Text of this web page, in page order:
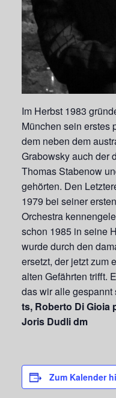
Im Herbst 1983
München sein erstes
dem neben dem
Grabowsky auch der
Thomas Stabenow
gehörten. Den
1979 bei seiner
Orchestra
schon 1985 in seine
wurde durch den
ersetzt, der jetzt zum
alten Gefährten trifft.
das wir alle gespannt
ts, Roberto Di Gioia
Joris Dudli dm
Zum Kalender